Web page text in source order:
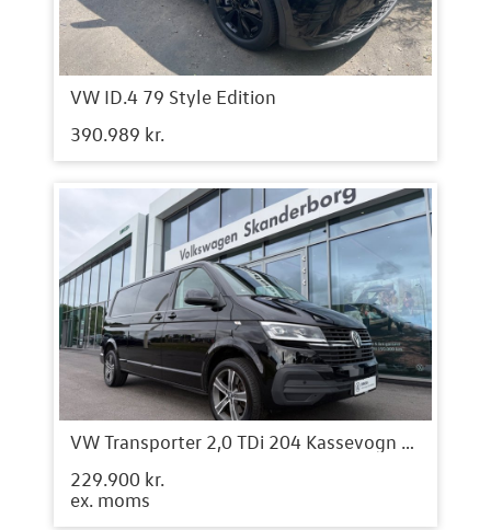
VW ID.4 79 Style Edition
390.989 kr.
VW Transporter 2,0 TDi 204 Kassevogn DSG lang
229.900 kr.
ex. moms